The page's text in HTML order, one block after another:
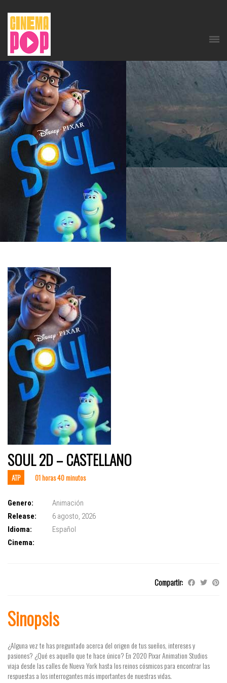
SOUL 2D – CASTELLANO
ATP 01 horas 40 minutos
Genero:
Animación
Release:
6 agosto, 2026
Idioma:
Español
Cinema:
Compartir:
Sinopsis
¿Alguna vez te has preguntado acerca del origen de tus sueños, intereses y
pasiones? ¿Qué es aquello que te hace único? En 2020 Pixar Animation Studios
viaja desde las calles de Nueva York hasta los reinos cósmicos para encontrar las
respuestas a los interrogantes más importantes de nuestras vidas.